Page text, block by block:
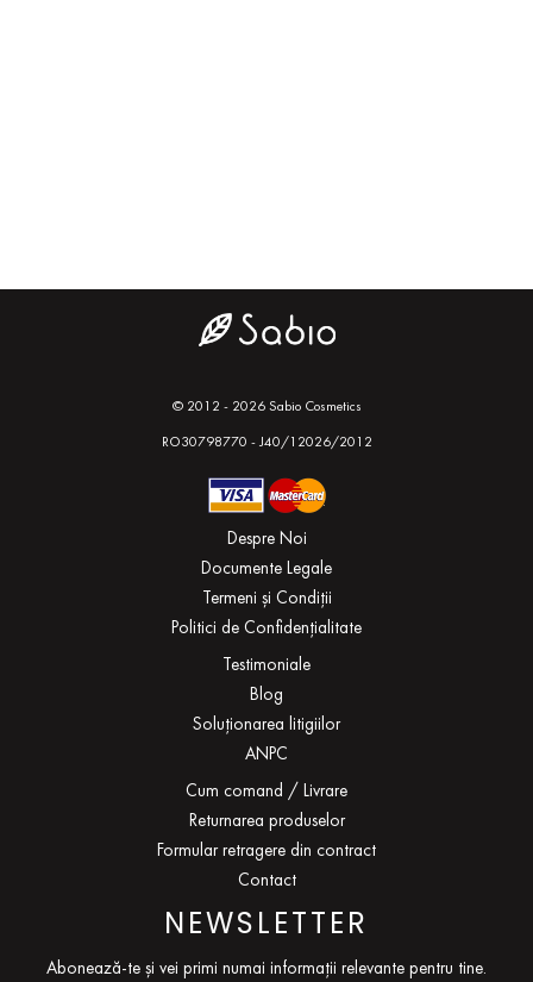
© 2012 - 2026 Sabio Cosmetics
RO30798770 - J40/12026/2012
Despre Noi
Documente Legale
Termeni și Condiții
Politici de Confidențialitate
Testimoniale
Blog
Soluționarea litigiilor
ANPC
Cum comand / Livrare
Returnarea produselor
Formular retragere din contract
Contact
NEWSLETTER
Abonează-te și vei primi numai informații relevante pentru tine.